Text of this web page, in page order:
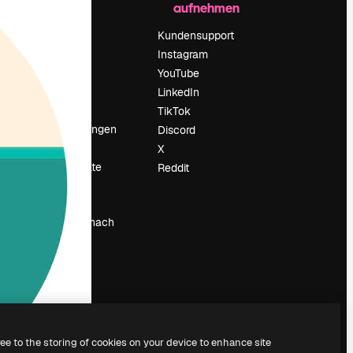
Karriere
Suchtrends
Blog
Veranstaltungen
Slidesgo
Deine Inhalte
Pressesaal
Suchst du nach
magnific.ai
aufnehmen
Kundensupport
Instagram
YouTube
LinkedIn
TikTok
Discord
X
Reddit
to the storing of cookies on your device to enhance site